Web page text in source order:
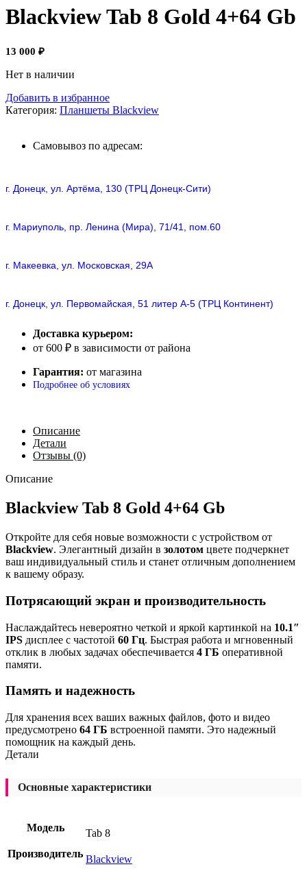
Blackview Tab 8 Gold 4+64 Gb
13 000 ₽
Нет в наличии
Добавить в избранное
Категория: Планшеты Blackview
Самовывоз по адресам:
г. Донецк, ул. Артёма, 130 (ТРЦ Донецк-Сити)
г. Мариуполь, пр. Ленина (Мира), 71/41, пом.60
г. Макеевка, ул. Московская, 29А
г. Донецк, ул. Первомайская, 51 литер А-5 (ТРЦ Континент)
Доставка курьером:
от 600 ₽ в зависимости от района
Гарантия: от магазина
Подробнее об условиях
Описание
Детали
Отзывы (0)
Описание
Blackview Tab 8 Gold 4+64 Gb
Откройте для себя новые возможности с устройством от
Blackview. Элегантный дизайн в золотом цвете подчеркнет
ваш индивидуальный стиль и станет отличным дополнением
к вашему образу.
Потрясающий экран и производительность
Наслаждайтесь невероятно четкой и яркой картинкой на 10.1″
IPS дисплее с частотой 60 Гц. Быстрая работа и мгновенный
отклик в любых задачах обеспечивается 4 ГБ оперативной
памяти.
Память и надежность
Для хранения всех ваших важных файлов, фото и видео
предусмотрено 64 ГБ встроенной памяти. Это надежный
помощник на каждый день.
Детали
Основные характеристики
Модель
Tab 8
Производитель Blackview